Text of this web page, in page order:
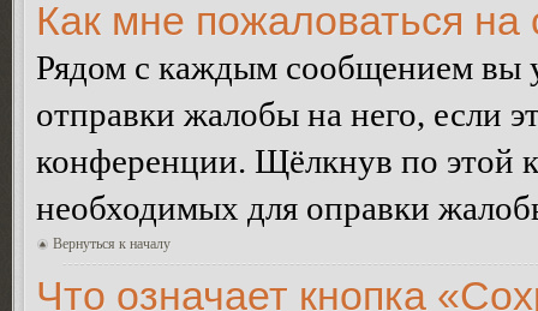
Как мне пожаловаться
Рядом с каждым сообщением вы
отправки жалобы на него, если
конференции. Щёлкнув по этой
необходимых для оправки
Вернуться к началу
Что означает кнопка